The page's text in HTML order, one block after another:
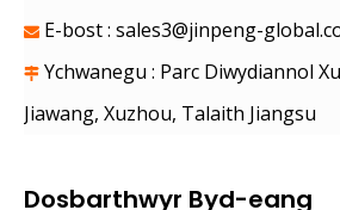
 E-bost : sales3@jinpeng-
 Ychwanegu : Parc Diwydiannol
Jiawang, Xuzhou, Talaith Jiangsu
Dosbarthwyr Byd-eang